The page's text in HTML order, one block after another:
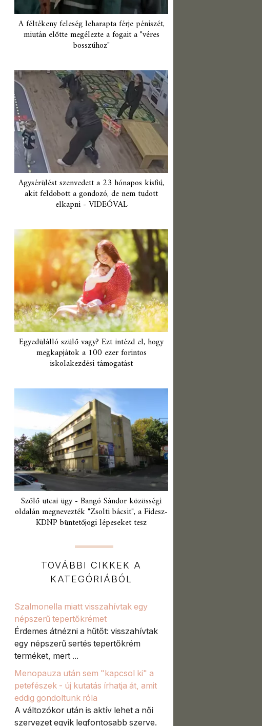
A féltékeny feleség leharapta férje péniszét,
miután előtte megélezte a fogait a "véres
bosszúhoz"
Agysérülést szenvedett a 23 hónapos kisfiú,
akit feldobott a gondozó, de nem tudott
elkapni - VIDEÓVAL
Egyedülálló szülő vagy? Ezt intézd el, hogy
megkapjátok a 100 ezer forintos
iskolakezdési támogatást
Szőlő utcai ügy - Bangó Sándor közösségi
oldalán megnevezték "Zsolti bácsit", a Fidesz-
KDNP büntetőjogi lépeseket tesz
TOVÁBBI CIKKEK A
KATEGÓRIÁBÓL
Szalmonella miatt visszahívtak egy
népszerű tepertőkrémet
Érdemes átnézni a hűtőt: visszahívtak
egy népszerű sertés tepertőkrém
terméket, mert ...
Menopauza után sem "kapcsol ki" a
petefészek - új kutatás írhatja át, amit
eddig gondoltunk róla
A változókor után is aktív lehet a női
szervezet egyik legfontosabb szerve.